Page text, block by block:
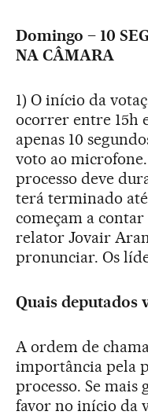
Domingo – 10
NA CÂMARA
1) O início da
ocorrer entre 15h
apenas 10
voto ao
processo deve
terá terminado até
começam a
relator Jovair
pronunciar. Os
Quais deputados
A ordem de
importância pela
processo. Se
favor no início da